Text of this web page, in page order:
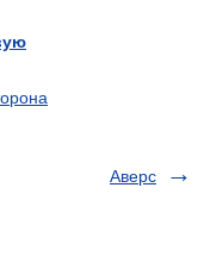
Аверс